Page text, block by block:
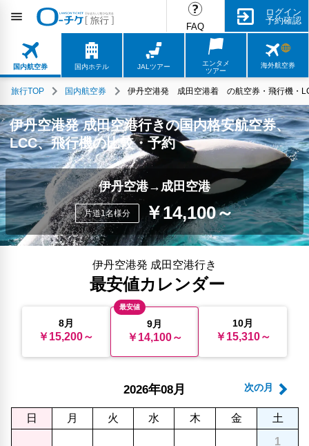
FAQ
ログイン
予約確認
国内航空券 国内ホテル JALツアー
エンタメ
ツアー
海外航空券
旅行TOP 国内航空券 伊丹空港発 成田空港着 の航空券・飛行機・
伊丹空港発 成田空港行きの国内格安航空券、
LCC、飛行機の比較・予約
伊丹空港→成田空港
片道1名様分 ￥14,100～
伊丹空港発 成田空港行き
最安値カレンダー
8月
￥15,200～
最安値
9月
￥14,100～
10月
￥15,310～
次の月
2026年08月
日 月 火 水 木 金
土
1